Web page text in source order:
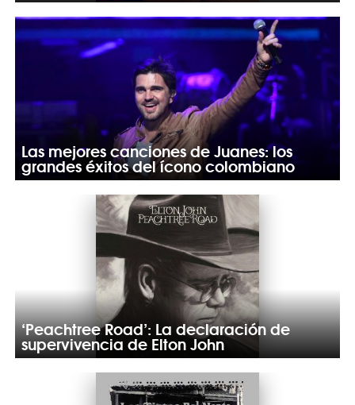
Las mejores canciones de Juanes: los
grandes éxitos del ícono colombiano
‘Peachtree Road’: La declaración de
supervivencia de Elton John